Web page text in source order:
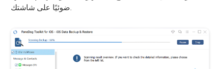
ضوئيًا على شاشتك.